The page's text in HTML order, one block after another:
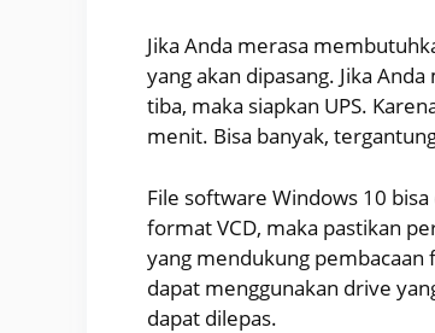
Jika Anda merasa
yang akan dipasang. Jika
tiba, maka siapkan UPS.
menit. Bisa banyak,
File software Windows 10
format VCD, maka pastikan
yang mendukung pembacaan
dapat menggunakan drive
dapat dilepas.